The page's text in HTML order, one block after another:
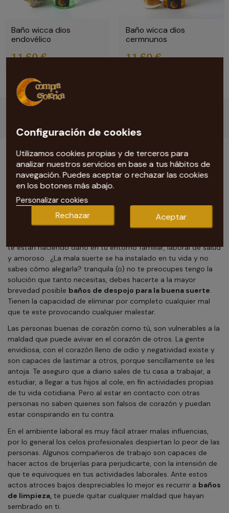
Baño wicca dios
endovélico
11,60 €
Baño wicca dios
cermnunos
11,60 €
Baños y Despojos Online
En esta sección de nuestra
encontrar multitud de
baños de despojo
nuestras energías, el aura y las vibraciones negativas.
te están haciendo daño en tu entorno familiar, laboral de salud
y amoroso. ¿La mala suerte se ha instalado en tu vida y no
sabes cómo alegarla? tranquila (o) no te preocupes tengo la
solución que tanto necesitas, debes hacerte a la mayor
brevedad posible baños de despojo para la buena suerte.
Tienen la capacidad de eliminar por completo cualquier mal
que te este provocando cualquier malestar.
Las personas buenas de corazón como tú, son vulnerables a la
maldad que puede avivar en el corazón de otros. La gente
envidiosa, con el corazón lleno de odio y negatividad existe y
son capaces de lastimar a otros, porque sencillamente se les
antoja. Te aseguro que a diario sales de tu casa a trabajar, a
estudiar, a llegar a tus hijos al cole, en fin actividades propias
de tu vida cotidiana. Pero al estar en contacto con otras
personas no saben quienes son falsos de corazón y puedan
estar conspirando en tu contra.
En el ambiente laboral es muy fácil atraer malas influencias,
por lo general los celos profesionales despiertan lo peor de las
personas. Algunos compañeros de trabajo son capaces de
hacer actos de brujerías para perjudicarte, con la intensión de
que te equivoques en tus actividades laborales. Ante estos
actos atroces bajos despreciables lo mejor es recurrir a baños
de limpieza, te puede quitar cualquier maldad que hayan
sembrado en ti.
Configuración de cookies
Utilizamos cookies propias y de terceros para
analizar nuestros servicios en base a tus hábitos de
navegación. Puedes aceptar o rechazar las cookies
en los botones más abajo.
Personalizar cookies
Rechazar Aceptar